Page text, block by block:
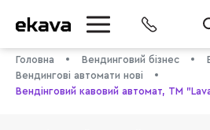
Головна Вендинговий бізнес
Вендингові автомати нові
Вендінговий кавовий автомат, ТМ